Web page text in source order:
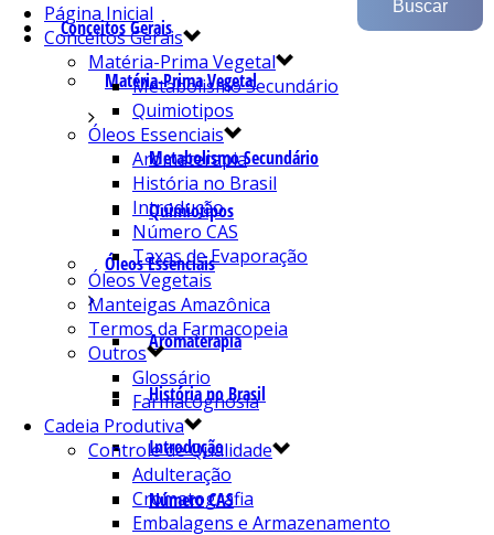
Conceitos Gerais
Matéria-Prima Vegetal
Metabolismo Secundário
Quimiotipos
Óleos Essenciais
Aromaterapia
História no Brasil
Introdução
Número CAS
Página Inicial
Conceitos Gerais
Matéria-Prima Vegetal
Metabolismo Secundário
Quimiotipos
Óleos Essenciais
Aromaterapia
História no Brasil
Introdução
Número CAS
Taxas de Evaporação
Óleos Vegetais
Manteigas Amazônica
Termos da Farmacopeia
Outros
Glossário
Farmacognosia
Cadeia Produtiva
Controle de Qualidade
Adulteração
Cromatografia
Embalagens e Armazenamento